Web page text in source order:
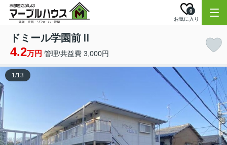
お気に入り
0
ドミール学園前Ⅱ
4.2万円 管理/共益費 3,000円
1/13